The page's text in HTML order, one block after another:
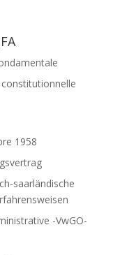
constitutionnelle
1958
saarländische
-VwGO-